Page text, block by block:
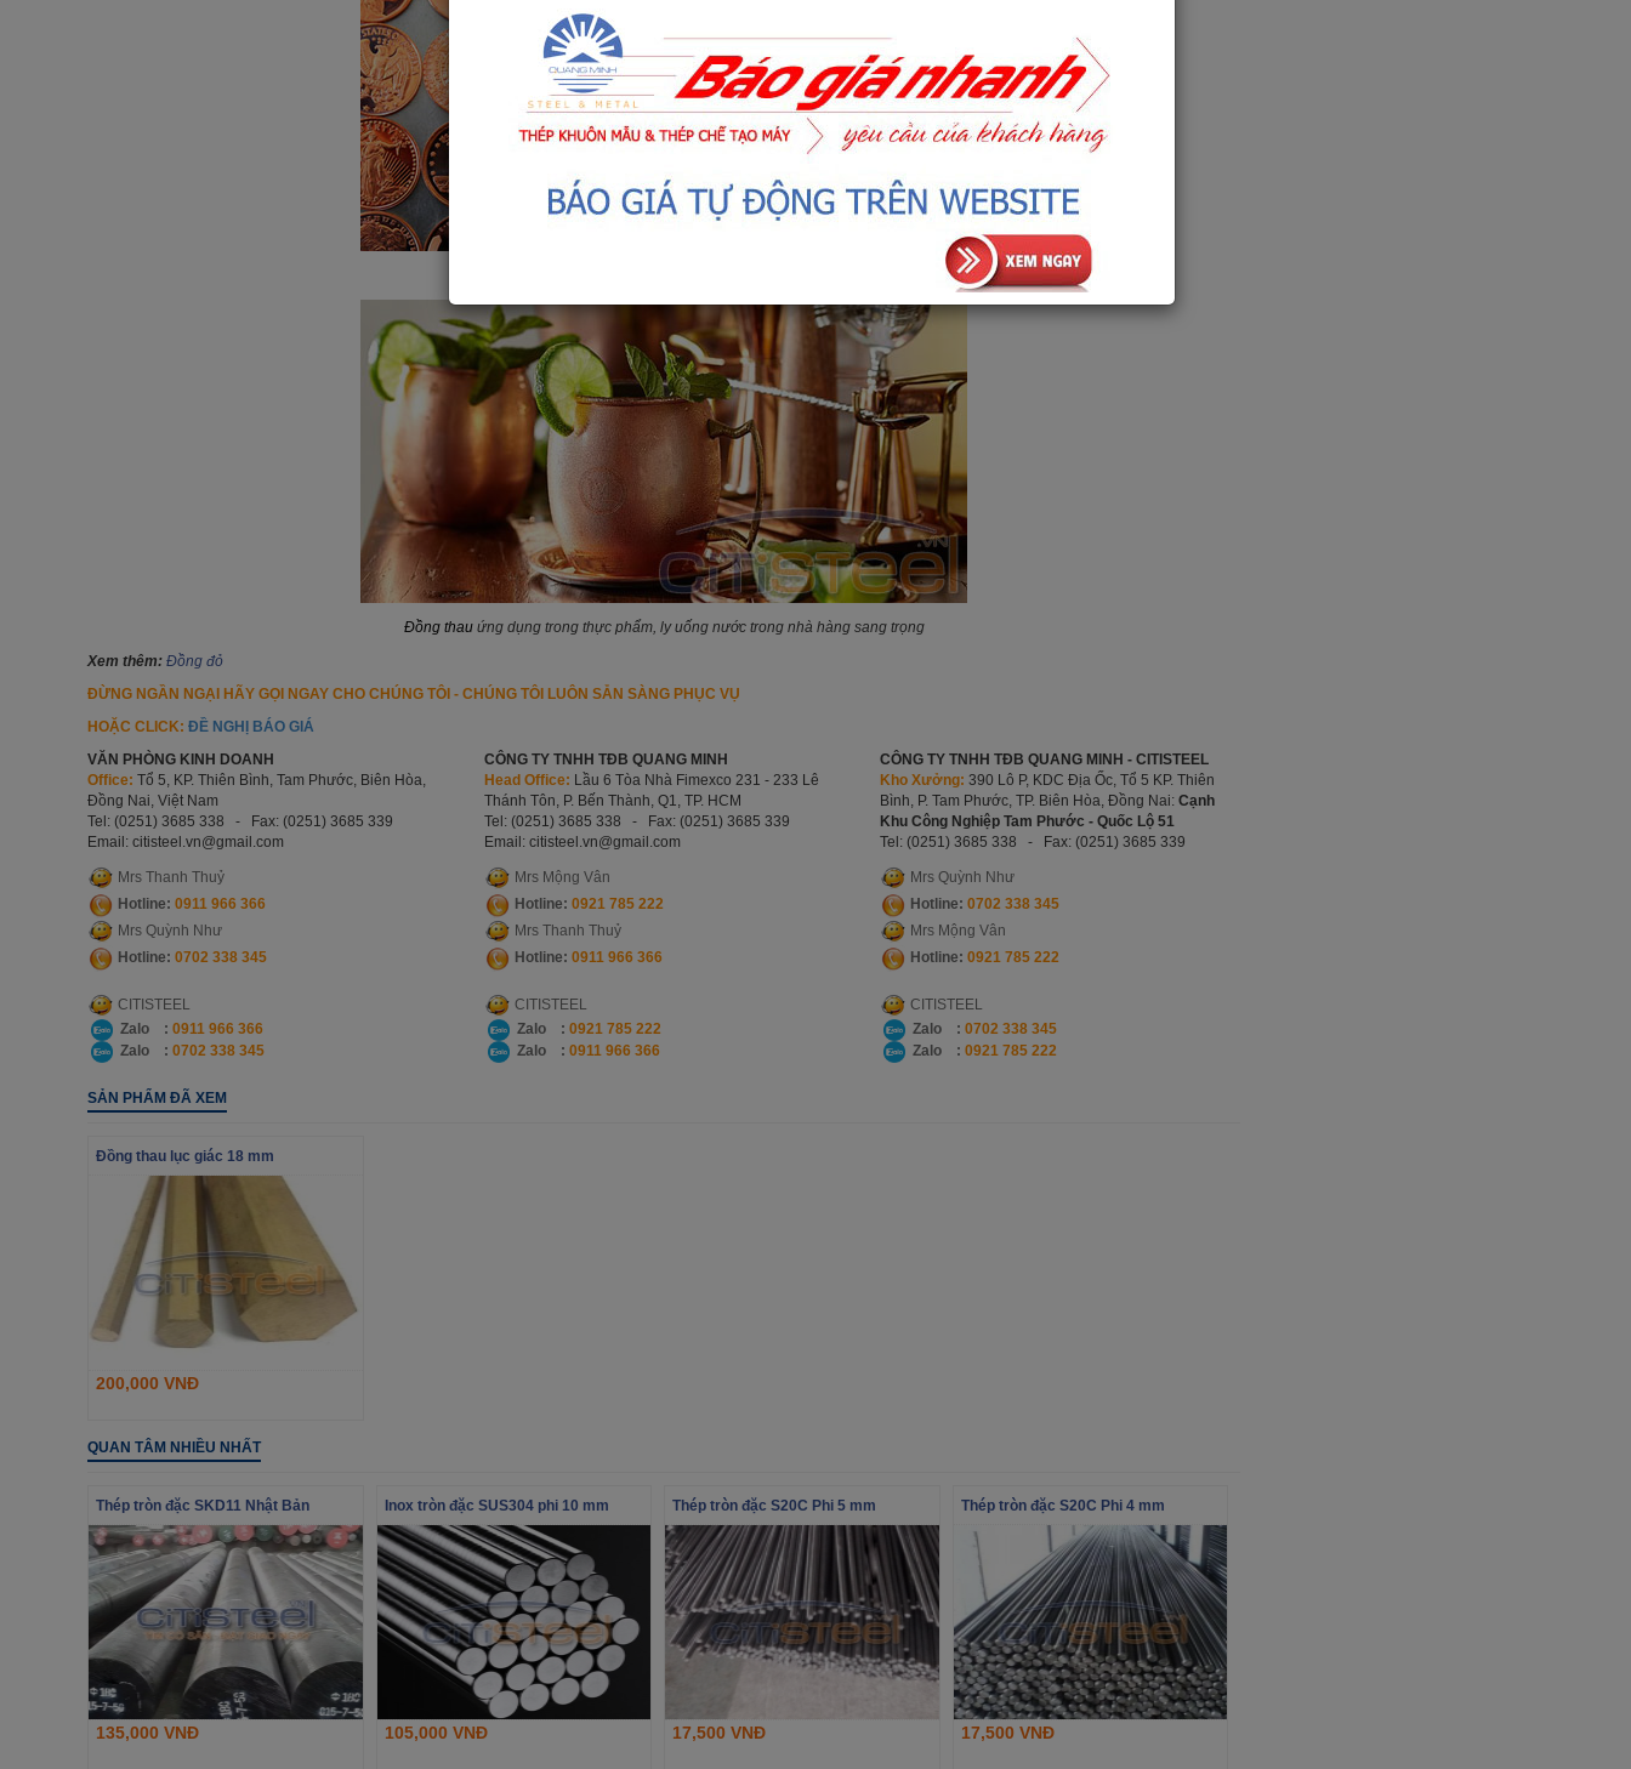
Đồng thauứng dụng trong thực phẩm, ly uống nước trong nhà hàng sang trọng
Xem thêm: Đồng đỏ
ĐỪNG NGẦN NGẠI HÃY GỌI NGAY CHO CHÚNG TÔI - CHÚNG TÔI LUÔN SẴN SÀNG PHỤC VỤ
HOẶC CLICK: ĐỀ NGHỊ BÁO GIÁ
VĂN PHÒNG KINH DOANH
Office: Tổ 5, KP. Thiên Bình, Tam Phước, Biên Hòa,
Đồng Nai, Việt Nam
Tel: (0251) 3685 338 - Fax: (0251) 3685 339
Email: citisteel.vn@gmail.com
Mrs Thanh Thuỷ
Hotline: 0911 966 366
Mrs Quỳnh Như
Hotline: 0702 338 345
CITISTEEL
Zalo : 0911 966 366
Zalo : 0702 338 345
CÔNG TY TNHH TĐB QUANG MINH
Head Office: Lầu 6 Tòa Nhà Fimexco 231 - 233 Lê
Thánh Tôn, P. Bến Thành, Q1, TP. HCM
Tel: (0251) 3685 338 -
Fax: (0251) 3685 339
Email: citisteel.vn@gmail.com
Mrs Mộng Vân
Hotline: 0921 785 222
Mrs Thanh Thuỷ
Hotline: 0911 966 366
CITISTEEL
Zalo : 0921 785 222
Zalo : 0911 966 366
CÔNG TY TNHH TĐB QUANG MINH - CITISTEEL
Kho Xưởng: 390 Lô P, KDC Địa Ốc, Tổ 5 KP. Thiên
Bình, P. Tam Phước, TP. Biên Hòa, Đồng Nai:Cạnh
Khu Công Nghiệp Tam Phước - Quốc Lộ 51
Tel: (0251) 3685 338 -
Fax: (0251) 3685 339
Mrs Quỳnh Như
Hotline: 0702 338 345
Mrs Mộng Vân
Hotline: 0921 785 222
CITISTEEL
Zalo : 0702 338 345
Zalo : 0921 785 222
SẢN PHẨM ĐÃ XEM
Đồng thau lục giác 18 mm
200,000 VNĐ
QUAN TÂM NHIỀU NHẤT
Thép tròn đặc SKD11 Nhật Bản
135,000 VNĐ
Inox tròn đặc SUS304 phi 10 mm
105,000 VNĐ
Thép tròn đặc S20C Phi 5 mm
17,500 VNĐ
Thép tròn đặc S20C Phi 4 mm
17,500 VNĐ